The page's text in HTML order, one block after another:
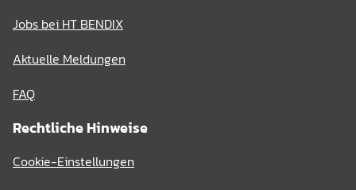
Jobs bei HT BENDIX
Aktuelle Meldungen
FAQ
Rechtliche Hinweise
Cookie-Einstellungen